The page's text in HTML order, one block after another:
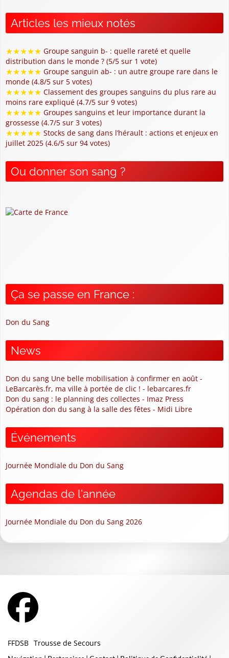
Articles les mieux notés
★★★★★ Groupe sanguin b- : quelle rareté et quelle
distribution dans le monde ? (5/5 sur 1 vote)
★★★★★ Groupe sanguin ab- : un autre groupe rare dans le
monde (4.8/5 sur 5 votes)
★★★★★ Classement des groupes sanguins du plus rare au
moins rare expliqué (4.7/5 sur 9 votes)
★★★★★ Groupes sanguins et leur importance durant la
grossesse (4.7/5 sur 3 votes)
★★★★★ Stocks de sang dans l’hérault : actions et enjeux en
juillet 2025 (4.6/5 sur 94 votes)
Ou donner son sang ?
Ça se passe en France :
Don du Sang
News
Don du sang Une belle mobilisation à confirmer en août -
LeBarcarès.fr, ma ville à portée de clic ! - lebarcares.fr
Don du sang : le planning des collectes - Imaz Press
Opération don du sang à la salle des fêtes - Midi Libre
Événements
Journée Mondiale du Don du Sang
Agendas de l'année
Journée Mondiale du Don du Sang 2026
FFDSB Trousse de Secours